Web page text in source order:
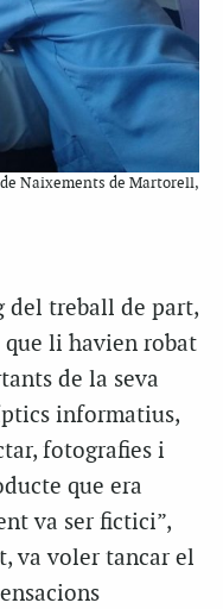
Naixements de Martorell,
del treball de part,
que li havien robat
de la seva
informatius,
fotografies i
que era
va ser fictici”,
va voler tancar el